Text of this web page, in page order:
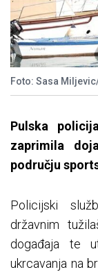
Foto: Sasa
Pulska
zaprimila
području
Policijski
državnim
događaja te
ukrcavanja na